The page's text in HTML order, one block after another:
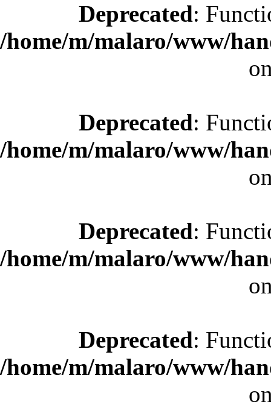
Deprecated:
/home/m/malaro/www/
Deprecated:
/home/m/malaro/www/
Deprecated:
/home/m/malaro/www/
Deprecated:
/home/m/malaro/www/